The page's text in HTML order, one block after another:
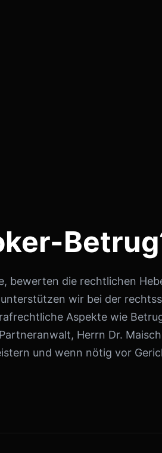
bewerten die rechtlichen
wir bei der
Aspekte wie
Herrn Dr.
und wenn nötig vor